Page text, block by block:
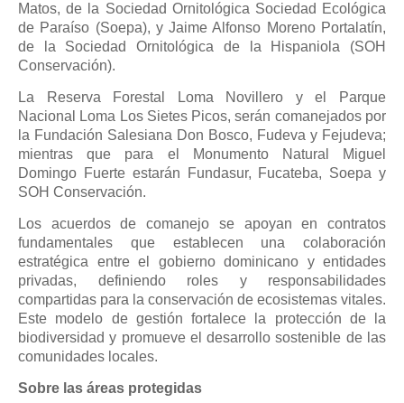
Matos, de la Sociedad Ornitológica Sociedad Ecológica
de Paraíso (Soepa), y Jaime Alfonso Moreno Portalatín,
de la Sociedad Ornitológica de la Hispaniola (SOH
Conservación).
La Reserva Forestal Loma Novillero y el Parque
Nacional Loma Los Sietes Picos, serán comanejados por
la Fundación Salesiana Don Bosco, Fudeva y Fejudeva;
mientras que para el Monumento Natural Miguel
Domingo Fuerte estarán Fundasur, Fucateba, Soepa y
SOH Conservación.
Los acuerdos de comanejo se apoyan en contratos
fundamentales que establecen una colaboración
estratégica entre el gobierno dominicano y entidades
privadas, definiendo roles y responsabilidades
compartidas para la conservación de ecosistemas vitales.
Este modelo de gestión fortalece la protección de la
biodiversidad y promueve el desarrollo sostenible de las
comunidades locales.
Sobre las áreas protegidas